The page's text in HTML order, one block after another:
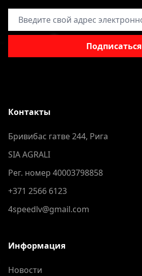
Адрес электронной почты
Подписаться
Контакты
Бривибас гатве 244, Рига
SIA AGRALI
Рег. номер 40003798858
+371 2566 6123
4speedlv@gmail.com
Информация
Новости